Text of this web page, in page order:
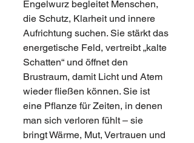
Engelwurz begleitet Menschen,
die Schutz, Klarheit und innere
Aufrichtung suchen. Sie stärkt das
energetische Feld, vertreibt „kalte
Schatten“ und öffnet den
Brustraum, damit Licht und Atem
wieder fließen können. Sie ist
eine Pflanze für Zeiten, in denen
man sich verloren fühlt – sie
bringt Wärme, Mut, Vertrauen und